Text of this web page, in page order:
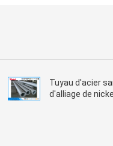
Tuyau d'acier
d'alliage de